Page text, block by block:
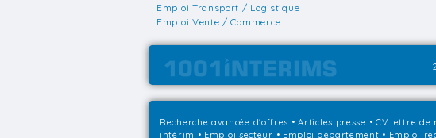
Emploi Transport / Logistique
Emploi Vente / Commerce
Recherche avancée d'offres •Articles presse • CV lettre de
intérim • Emploi secteur • Emploi département • Emploi